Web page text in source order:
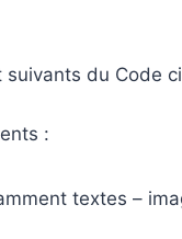
du Code
:
textes –